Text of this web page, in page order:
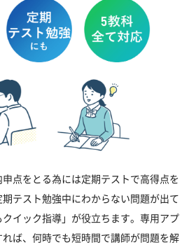
点をとる為には定期テストで高得点を
テスト勉強中にわからない問題が出て
イック指導」が役立ちます。専用アプ
ば、何時でも短時間で講師が問題を解